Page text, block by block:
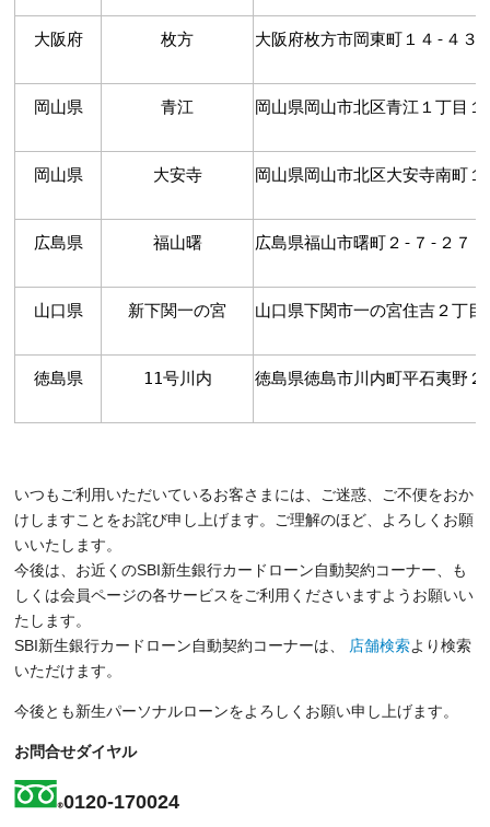
大阪府 枚方 大阪府枚方市岡東町１４-４
岡山県 青江 岡山県岡山市北区青江１丁目１
岡山県 大安寺 岡山県岡山市北区大安寺南町
広島県 福山曙 広島県福山市曙町２-７-２７
山口県 新下関一の宮 山口県下関市一の宮住吉２丁目
徳島県 11号川内 徳島県徳島市川内町平石夷野
いつもご利用いただいているお客さまには、ご迷惑、ご不便をおか
けしますことをお詫び申し上げます。ご理解のほど、よろしくお願
いいたします。
今後は、お近くのSBI新生銀行カードローン自動契約コーナー、も
しくは会員ページの各サービスをご利用くださいますようお願いい
たします。
SBI新生銀行カードローン自動契約コーナーは、 店舗検索より検索
いただけます。
今後とも新生パーソナルローンをよろしくお願い申し上げます。
お問合せダイヤル
0120-170024